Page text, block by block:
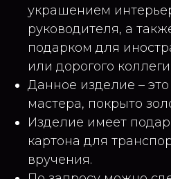
украшением
руководителя, а
подарком для
или дорогого коллеги.
Данное изделие –
мастера, покрыто
Изделие имеет
картона для
вручения.